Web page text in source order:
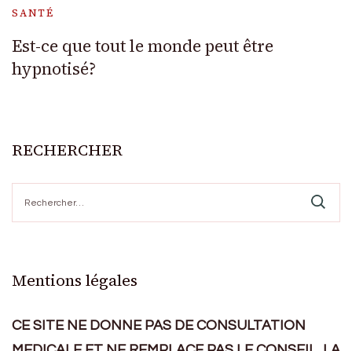
SANTÉ
Est-ce que tout le monde peut être
hypnotisé?
RECHERCHER
Mentions légales
CE SITE NE DONNE PAS DE CONSULTATION